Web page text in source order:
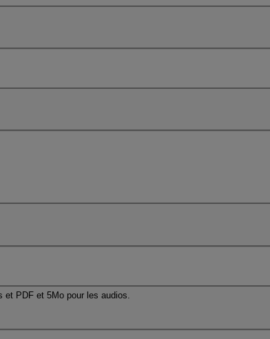
PDF et 5Mo pour les audios.